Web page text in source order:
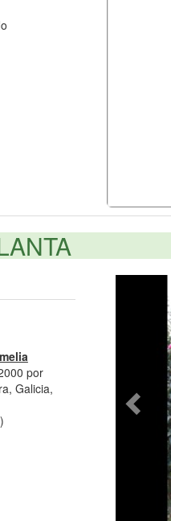
por
Galicia,